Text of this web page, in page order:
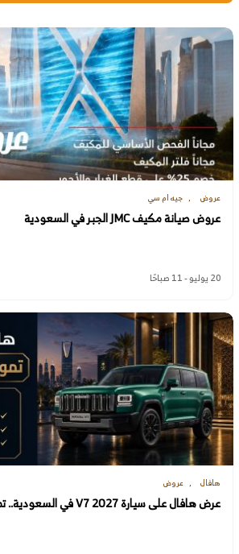
عروض جيه ام سي
عروض صيانة مكيف JMC الجبر في السعودية
20 يوليو - 11 صباحًا
هافال عروض
عرض هافال على سيارة V7 2027 في السعودية.. تمويل بسعر الكاش